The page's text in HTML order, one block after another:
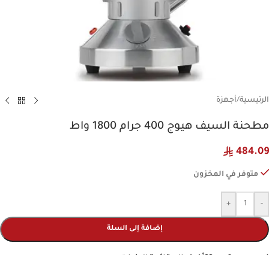
الرئيسية/أجهزة
مطحنة السيف هيوج 400 جرام 1800 واط
484.09
متوفر في المخزون
-
+
إضافة إلى السلة